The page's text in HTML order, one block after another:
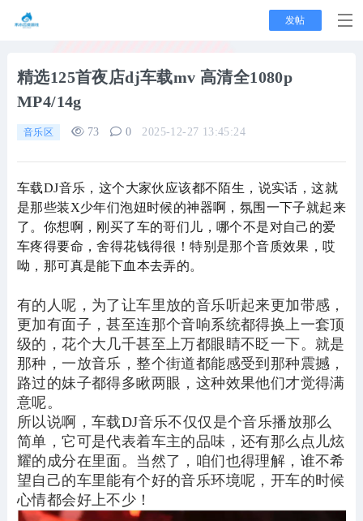
发帖
精选125首夜店dj车载mv 高清全1080p
MP4/14g
音乐区 73 0 2025-12-27 13:45:24
车载DJ音乐，这个大家伙应该都不陌生，说实话，这就
是那些装X少年们泡妞时候的神器啊，氛围一下子就起来
了。你想啊，刚买了车的哥们儿，哪个不是对自己的爱
车疼得要命，舍得花钱得很！特别是那个音质效果，哎
呦，那可真是能下血本去弄的。
有的人呢，为了让车里放的音乐听起来更加带感，
更加有面子，甚至连那个音响系统都得换上一套顶
级的，花个大几千甚至上万都眼睛不眨一下。就是
那种，一放音乐，整个街道都能感受到那种震撼，
路过的妹子都得多瞅两眼，这种效果他们才觉得满
意呢。
所以说啊，车载DJ音乐不仅仅是个音乐播放那么
简单，它可是代表着车主的品味，还有那么点儿炫
耀的成分在里面。当然了，咱们也得理解，谁不希
望自己的车里能有个好的音乐环境呢，开车的时候
心情都会好上不少！